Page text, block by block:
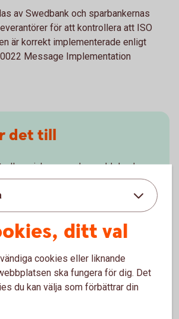
av Swedbank och sparbankernas
för att kontrollera att ISO
är korrekt implementerade enligt
Message Implementation
det till
inkommande meddelanden
utgående meddelanden (pain.002)
innefattar syntax- och
felmeddelanden och
ditt val
cookies eller liknande
ska fungera för dig. Det
du kan välja som förbättrar din